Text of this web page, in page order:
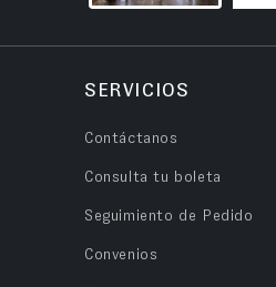
SERVICIOS
Contáctanos
Consulta tu boleta
Seguimiento de Pedido
Convenios